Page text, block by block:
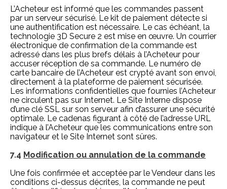
L’Acheteur est informé que les commandes passent
par un serveur sécurisé. Le kit de paiement détecte si
une authentification est nécessaire. Le cas échéant, la
technologie 3D Secure 2 est mise en œuvre. Un courrier
électronique de confirmation de la commande est
adressé dans les plus brefs délais à l’Acheteur pour
accuser réception de sa commande. Le numéro de
carte bancaire de l’Acheteur est crypté avant son envoi,
directement à la plateforme de paiement sécurisée.
Les informations confidentielles que fournies l’Acheteur
ne circulent pas sur Internet. Le Site Interne dispose
d’une clé SSL sur son serveur afin d’assurer une sécurité
optimale. Le cadenas figurant à côté de l’adresse URL
indique à l’Acheteur que les communications entre son
navigateur et le Site Internet sont sûres.
7.4 Modification ou annulation de la commande
Une fois confirmée et acceptée par le Vendeur dans les
conditions ci-dessus décrites, la commande ne peut